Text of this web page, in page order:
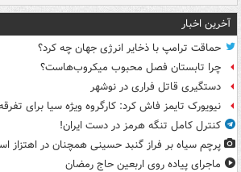
آخرین اخبار
حماقت ترامپ با ذخایر انرژی جهان چه کرد؟
چرا تابستان فصل محبوب میکروب‌هاست؟
دستگیری قاتل فراری در نوشهر
نیویورک تایمز فاش کرد: کارگروه ویژه سیا برای
کنترل کامل تنگه هرمز در دست ایران!
پرچم سیاه بر فراز گنبد حسینی همچنان در اهتزاز
ماجرای پیاده روی اربعین حاج رمضان